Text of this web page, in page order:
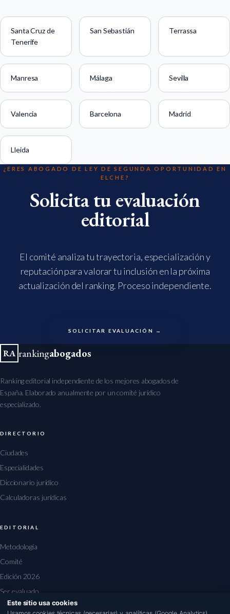
Santa Cruz de
Tenerife
San Sebastián Terrassa
Manresa Málaga Sevilla
Valencia Barcelona Madrid
Lleida
¿ERES ABOGADO DE LEY DE SEGUNDA OPORTUNIDAD EN
ELCHE?
Solicita tu evaluación
editorial
El comité analiza tu trayectoria, especialización y
reputación para valorar tu inclusión en la próxima
actualización del ranking. Proceso independiente.
SOLICITAR EVALUACIÓN →
RA rankingabogados
Ranking editorial independiente de los mejores abogados de
España. Elaborado anualmente por un comité jurídico
especializado.
DIRECTORIO
Ciudades
Especialidades
Diccionario jurídico
Calculadoras jurídicas
EDITORIAL
Metodología
Comité
Edición 2026
Ser evaluado
Este sitio usa cookies